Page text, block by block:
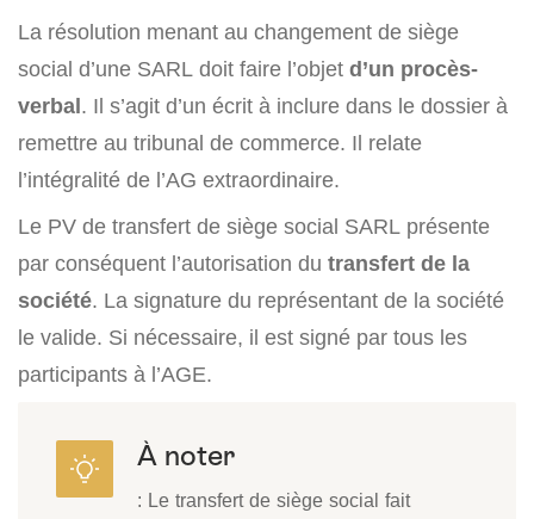
La résolution menant au changement de siège
social d’une SARL doit faire l’objet d’un procès-
verbal. Il s’agit d’un écrit à inclure dans le dossier à
remettre au tribunal de commerce. Il relate
l’intégralité de l’AG extraordinaire.
Le PV de transfert de siège social SARL présente
par conséquent l’autorisation du transfert de la
société. La signature du représentant de la société
le valide. Si nécessaire, il est signé par tous les
participants à l’AGE.
À noter
: Le transfert de siège social fait